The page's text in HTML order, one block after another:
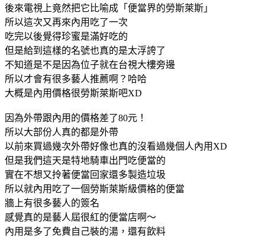
後來電視上竟然把它比喻成「便當界的勞斯萊斯」
所以這次又再來內用吃了一次
吃完以後覺得珍蜜是滿好吃的
但是給到這樣的名號也真的是太浮誇了
不知道是不是因為位子就在台視大樓旁邊
所以才會有很多藝人推薦啊？哈哈
大概是內用價格很勞斯萊斯吧XD
因為外帶跟內用的價格差了80元！
所以大部份人真的都是外帶
以前來買過幾次外帶好像也真的沒看過幾個人內用XD
但是我們這天是特地騎車出門吃便當的
實在不想又拎著便當回家還多製造垃圾
所以就內用吃了一個勞斯萊斯級價格的便當
牆上有很多藝人的簽名
感覺真的是藝人屆很紅的便當店啊～
內用是多了免費自己裝的湯，還有飲料